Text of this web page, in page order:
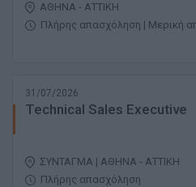
ΑΘΗΝΑ - ΑΤΤΙΚΗ
Πλήρης απασχόληση | Μερική
31/07/2026
Technical Sales Executive
ΣΥΝΤΑΓΜΑ | ΑΘΗΝΑ - ΑΤΤΙΚΗ
Πλήρης απασχόληση